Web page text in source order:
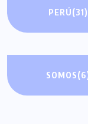
PERÚ(31)
SOMOS